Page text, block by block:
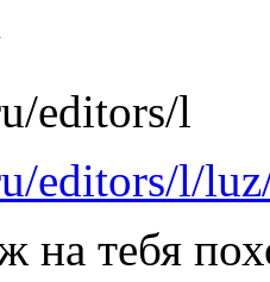
editors/l
editors/l/
на тебя